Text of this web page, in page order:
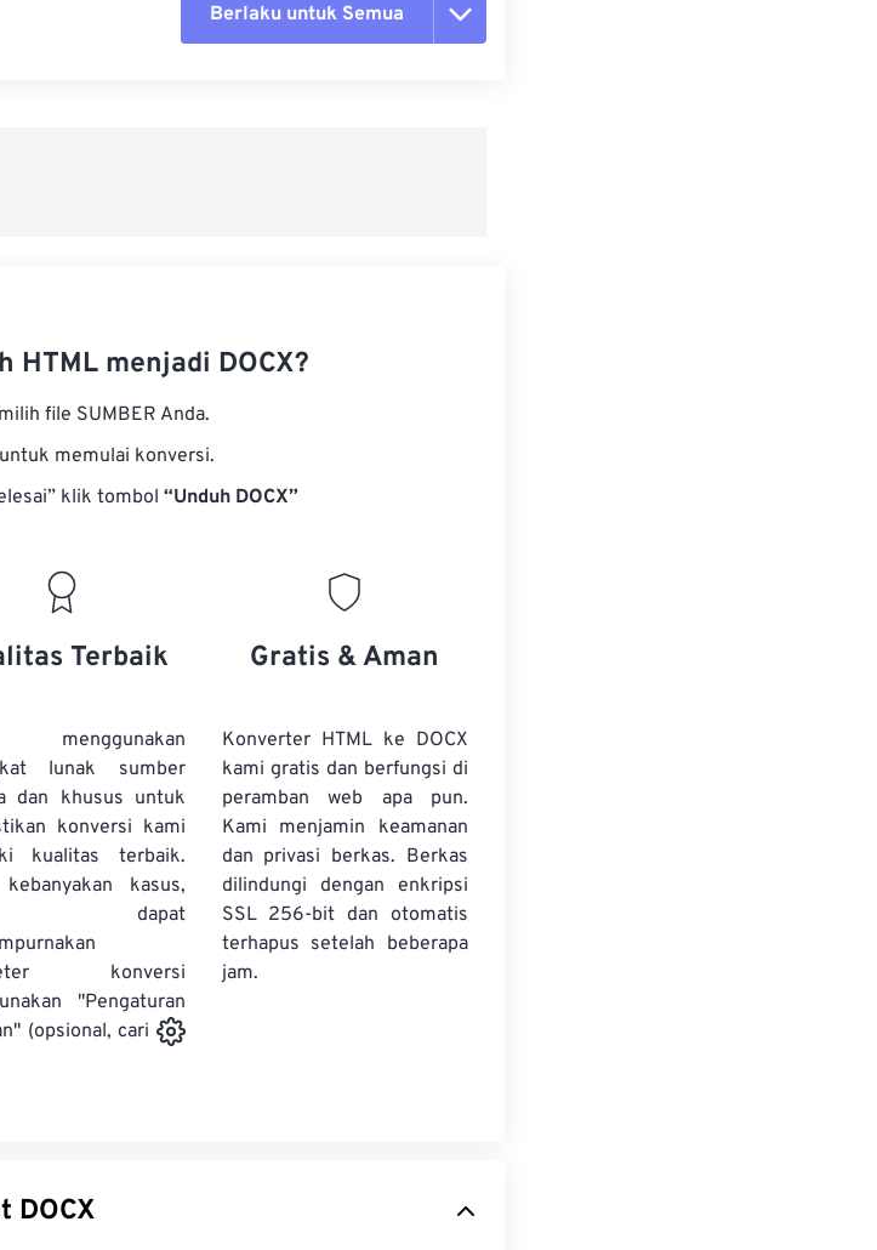
Berlaku untuk Semua
HTML menjadi DOCX?
file SUMBER Anda.
untuk memulai konversi.
klik tombol “Unduh DOCX”
Terbaik
menggunakan
lunak sumber
dan khusus untuk
konversi kami
kualitas terbaik.
kebanyakan kasus,
dapat
konversi
"Pengaturan
(opsional, cari
Gratis & Aman
Konverter HTML ke DOCX
kami gratis dan berfungsi di
peramban web apa pun.
Kami menjamin keamanan
dan privasi berkas. Berkas
dilindungi dengan enkripsi
SSL 256-bit dan otomatis
terhapus setelah beberapa
jam.
Konversi file lain ke format DOCX